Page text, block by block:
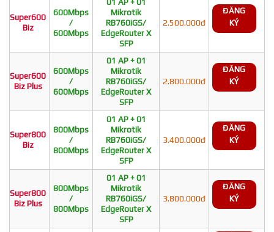
Super600
Biz
600Mbps
/
600Mbps
Mikrotik
RB760iGS/
EdgeRouter X
SFP
2.500.000đ
ĐĂNG
KÝ
Super600
Biz Plus
600Mbps
/
600Mbps
01 AP + 01
Mikrotik
RB760iGS/
EdgeRouter X
SFP
2.800.000đ
ĐĂNG
KÝ
Super800
Biz
800Mbps
/
800Mbps
01 AP + 01
Mikrotik
RB760iGS/
EdgeRouter X
SFP
3.400.000đ
ĐĂNG
KÝ
Super800
Biz Plus
800Mbps
/
800Mbps
01 AP + 01
Mikrotik
RB760iGS/
EdgeRouter X
SFP
3.800.000đ
ĐĂNG
KÝ